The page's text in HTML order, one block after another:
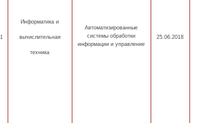
Информатика и
вычислительная
техника
Автоматизированные
системы обработки
информации и управление
25.06.2018